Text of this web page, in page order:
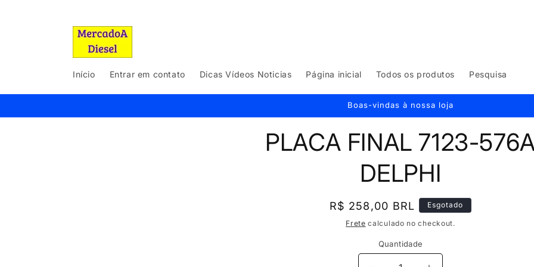
Início Entrar em contato Dicas Vídeos Noticias Página inicial Todos os produtos Pesquisa
Boas-vindas à nossa loja
informações
PLACA FINAL 7123-
DELPHI
Preço
normal
R$ 258,00 BRL Esgotado
Frete calculado no checkout.
Quantidade